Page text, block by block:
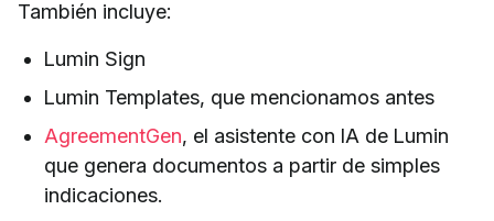
También incluye:
Lumin Sign
Lumin Templates, que mencionamos antes
AgreementGen, el asistente con IA de Lumin
que genera documentos a partir de simples
indicaciones.